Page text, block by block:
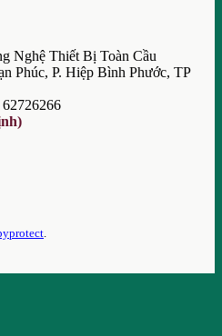
Nghệ Thiết Bị Toàn Cầu
Phúc, P. Hiệp Bình Phước, TP